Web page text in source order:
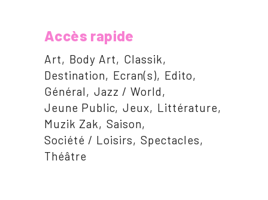
Accès rapide
Art Body Art
Classik
Destination
Ecran(s)
Edito
Général
Jazz / World
Jeune Public Jeux
Littérature
Muzik Zak
Saison
Société / Loisirs
Spectacles
Théâtre